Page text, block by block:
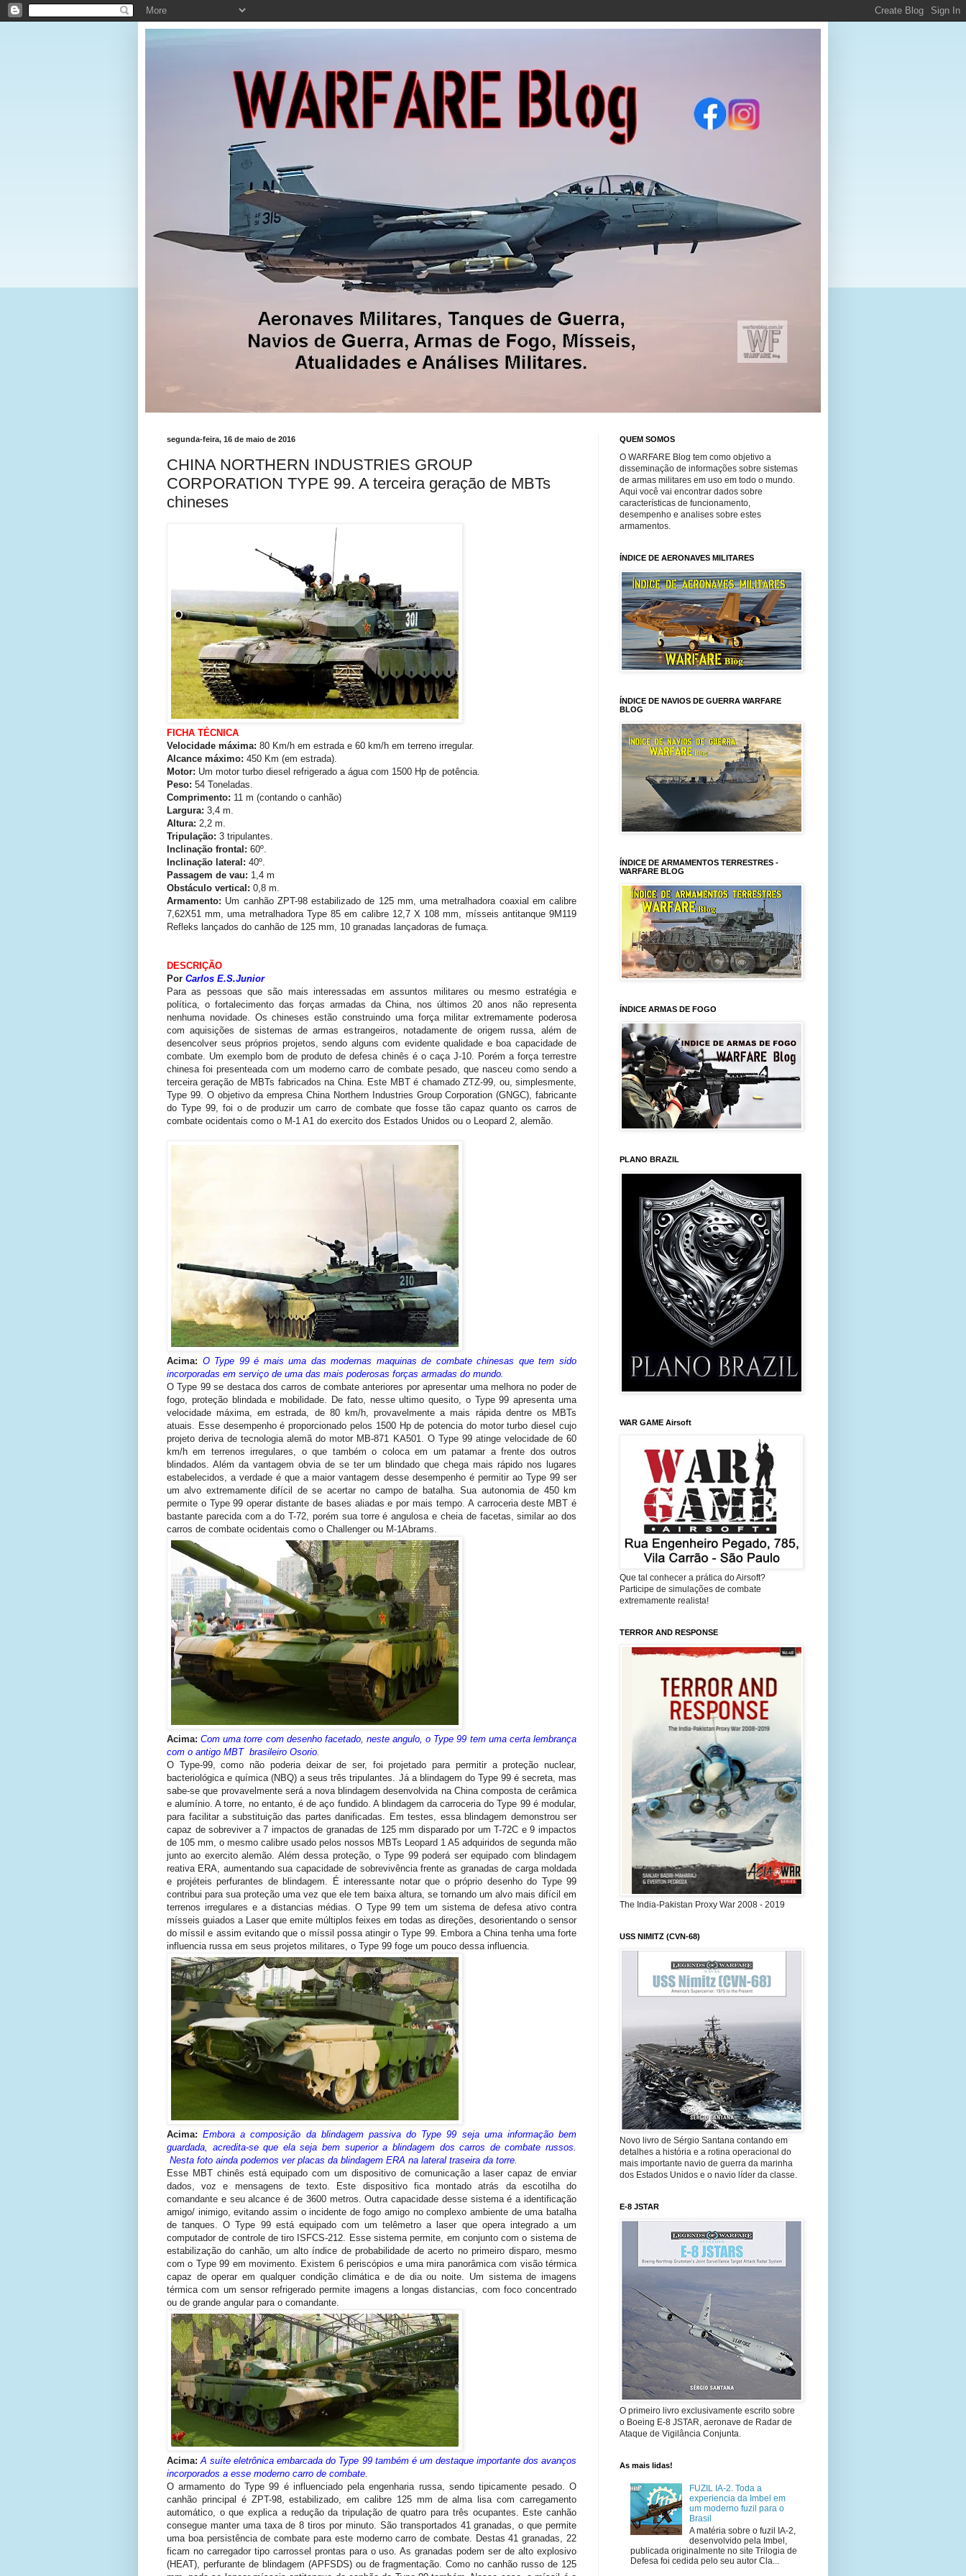
segunda-feira, 16 de maio de 2016
CHINA NORTHERN INDUSTRIES GROUP
CORPORATION TYPE 99. A terceira geração de MBTs
chineses
FICHA TÉCNICA
Velocidade máxima: 80 Km/h em estrada e 60 km/h em terreno irregular.
Alcance máximo: 450 Km (em estrada).
Motor: Um motor turbo diesel refrigerado a água com 1500 Hp de potência.
Peso: 54 Toneladas.
Comprimento: 11 m (contando o canhão)
Largura: 3,4 m.
Altura: 2,2 m.
Tripulação: 3 tripulantes.
Inclinação frontal: 60º.
Inclinação lateral: 40º.
Passagem de vau: 1,4 m
Obstáculo vertical: 0,8 m.
Armamento: Um canhão ZPT-98 estabilizado de 125 mm, uma metralhadora coaxial em calibre
7,62X51 mm, uma metralhadora Type 85 em calibre 12,7 X 108 mm, mísseis antitanque 9M119
Refleks lançados do canhão de 125 mm, 10 granadas lançadoras de fumaça.
DESCRIÇÃO
Por Carlos E.S.Junior
Para as pessoas que são mais interessadas em assuntos militares ou mesmo estratégia e
política, o fortalecimento das forças armadas da China, nos últimos 20 anos não representa
nenhuma novidade. Os chineses estão construindo uma força militar extremamente poderosa
com aquisições de sistemas de armas estrangeiros, notadamente de origem russa, além de
desencolver seus próprios projetos, sendo alguns com evidente qualidade e boa capacidade de
combate. Um exemplo bom de produto de defesa chinês é o caça J-10. Porém a força terrestre
chinesa foi presenteada com um moderno carro de combate pesado, que nasceu como sendo a
terceira geração de MBTs fabricados na China. Este MBT é chamado ZTZ-99, ou, simplesmente,
Type 99. O objetivo da empresa China Northern Industries Group Corporation (GNGC), fabricante
do Type 99, foi o de produzir um carro de combate que fosse tão capaz quanto os carros de
combate ocidentais como o M-1 A1 do exercito dos Estados Unidos ou o Leopard 2, alemão.
Acima: O Type 99 é mais uma das modernas maquinas de combate chinesas que tem sido
incorporadas em serviço de uma das mais poderosas forças armadas do mundo.
O Type 99 se destaca dos carros de combate anteriores por apresentar uma melhora no poder de
fogo, proteção blindada e mobilidade. De fato, nesse ultimo quesito, o Type 99 apresenta uma
velocidade máxima, em estrada, de 80 km/h, provavelmente a mais rápida dentre os MBTs
atuais. Esse desempenho é proporcionado pelos 1500 Hp de potencia do motor turbo diesel cujo
projeto deriva de tecnologia alemã do motor MB-871 KA501. O Type 99 atinge velocidade de 60
km/h em terrenos irregulares, o que também o coloca em um patamar a frente dos outros
blindados. Além da vantagem obvia de se ter um blindado que chega mais rápido nos lugares
estabelecidos, a verdade é que a maior vantagem desse desempenho é permitir ao Type 99 ser
um alvo extremamente difícil de se acertar no campo de batalha. Sua autonomia de 450 km
permite o Type 99 operar distante de bases aliadas e por mais tempo. A carroceria deste MBT é
bastante parecida com a do T-72, porém sua torre é angulosa e cheia de facetas, similar ao dos
carros de combate ocidentais como o Challenger ou M-1Abrams.
Acima: Com uma torre com desenho facetado, neste angulo, o Type 99 tem uma certa lembrança
com o antigo MBT brasileiro Osorio.
O Type-99, como não poderia deixar de ser, foi projetado para permitir a proteção nuclear,
bacteriológica e química (NBQ) a seus três tripulantes. Já a blindagem do Type 99 é secreta, mas
sabe-se que provavelmente será a nova blindagem desenvolvida na China composta de cerâmica
e alumínio. A torre, no entanto, é de aço fundido. A blindagem da carroceria do Type 99 é modular,
para facilitar a substituição das partes danificadas. Em testes, essa blindagem demonstrou ser
capaz de sobreviver a 7 impactos de granadas de 125 mm disparado por um T-72C e 9 impactos
de 105 mm, o mesmo calibre usado pelos nossos MBTs Leopard 1 A5 adquiridos de segunda mão
junto ao exercito alemão. Além dessa proteção, o Type 99 poderá ser equipado com blindagem
reativa ERA, aumentando sua capacidade de sobrevivência frente as granadas de carga moldada
e projéteis perfurantes de blindagem. É interessante notar que o próprio desenho do Type 99
contribui para sua proteção uma vez que ele tem baixa altura, se tornando um alvo mais difícil em
terrenos irregulares e a distancias médias. O Type 99 tem um sistema de defesa ativo contra
mísseis guiados a Laser que emite múltiplos feixes em todas as direções, desorientando o sensor
do míssil e assim evitando que o míssil possa atingir o Type 99. Embora a China tenha uma forte
influencia russa em seus projetos militares, o Type 99 foge um pouco dessa influencia.
Acima: Embora a composição da blindagem passiva do Type 99 seja uma informação bem
guardada, acredita-se que ela seja bem superior a blindagem dos carros de combate russos.
Nesta foto ainda podemos ver placas da blindagem ERA na lateral traseira da torre.
Esse MBT chinês está equipado com um dispositivo de comunicação a laser capaz de enviar
dados, voz e mensagens de texto. Este dispositivo fica montado atrás da escotilha do
comandante e seu alcance é de 3600 metros. Outra capacidade desse sistema é a identificação
amigo/ inimigo, evitando assim o incidente de fogo amigo no complexo ambiente de uma batalha
de tanques. O Type 99 está equipado com um telêmetro a laser que opera integrado a um
computador de controle de tiro ISFCS-212. Esse sistema permite, em conjunto com o sistema de
estabilização do canhão, um alto índice de probabilidade de acerto no primeiro disparo, mesmo
com o Type 99 em movimento. Existem 6 periscópios e uma mira panorâmica com visão térmica
capaz de operar em qualquer condição climática e de dia ou noite. Um sistema de imagens
térmica com um sensor refrigerado permite imagens a longas distancias, com foco concentrado
ou de grande angular para o comandante.
Acima: A suíte eletrônica embarcada do Type 99 também é um destaque importante dos avanços
incorporados a esse moderno carro de combate.
O armamento do Type 99 é influenciado pela engenharia russa, sendo tipicamente pesado. O
canhão principal é ZPT-98, estabilizado, em calibre 125 mm de alma lisa com carregamento
automático, o que explica a redução da tripulação de quatro para três ocupantes. Este canhão
consegue manter uma taxa de 8 tiros por minuto. São transportados 41 granadas, o que permite
uma boa persistência de combate para este moderno carro de combate. Destas 41 granadas, 22
ficam no carregador tipo carrossel prontas para o uso. As granadas podem ser de alto explosivo
(HEAT), perfurante de blindagem (APFSDS) ou de fragmentação. Como no canhão russo de 125
QUEM SOMOS
O WARFARE Blog tem como objetivo a
disseminação de informações sobre sistemas
de armas militares em uso em todo o mundo.
Aqui você vai encontrar dados sobre
características de funcionamento,
desempenho e analises sobre estes
armamentos.
ÍNDICE DE AERONAVES MILITARES
ÍNDICE DE NAVIOS DE GUERRA WARFARE
BLOG
ÍNDICE DE ARMAMENTOS TERRESTRES -
WARFARE BLOG
ÍNDICE ARMAS DE FOGO
PLANO BRAZIL
WAR GAME Airsoft
Que tal conhecer a prática do Airsoft?
Participe de simulações de combate
extremamente realista!
TERROR AND RESPONSE
The India-Pakistan Proxy War 2008 - 2019
USS NIMITZ (CVN-68)
Novo livro de Sérgio Santana contando em
detalhes a história e a rotina operacional do
mais importante navio de guerra da marinha
dos Estados Unidos e o navio líder da classe.
E-8 JSTAR
O primeiro livro exclusivamente escrito sobre
o Boeing E-8 JSTAR, aeronave de Radar de
Ataque de Vigilância Conjunta.
As mais lidas!
FUZIL IA-2. Toda a
experiencia da Imbel em
um moderno fuzil para o
Brasil
A matéria sobre o fuzil IA-2,
desenvolvido pela Imbel,
publicada originalmente no site Trilogia de
Defesa foi cedida pelo seu autor Cla...